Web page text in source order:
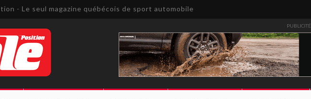
- Le seul magazine québécois de sport automobile
PUBLICITÉ